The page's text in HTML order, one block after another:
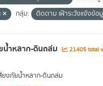
กลุ่ม: ติดตาม เฝ้าระวังแจ้งข้อ
น้ำหลาก-ดินถล่ม 21405 total
ยงภัยน้ำหลาก-ดินถล่ม